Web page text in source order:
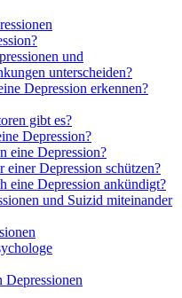
und
unterscheiden?
Depression erkennen?
gibt es?
Depression?
eine Depression?
einer Depression schützen?
eine Depression ankündigt?
und Suizid miteinander
Depressionen